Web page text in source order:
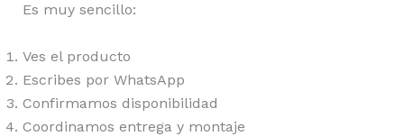
Es muy sencillo:
Ves el producto
Escribes por WhatsApp
Confirmamos disponibilidad
Coordinamos entrega y montaje